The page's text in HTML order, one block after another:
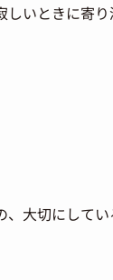
いときに寄
大切にして